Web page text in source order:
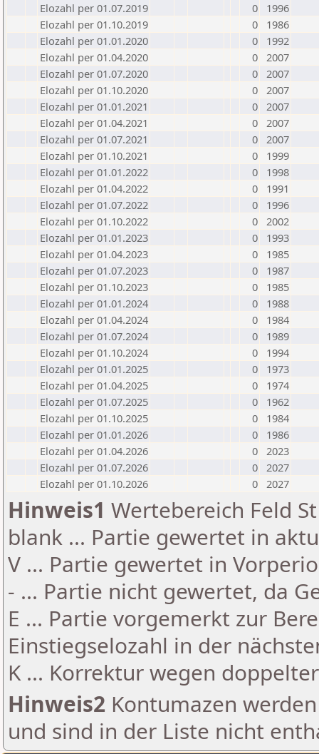
Elozahl per 01.07.2019
0
1996
Elozahl per 01.10.2019
0
1986
Elozahl per 01.01.2020
0
1992
Elozahl per 01.04.2020
0 2007
Elozahl per 01.07.2020
0 2007
Elozahl per 01.10.2020
0 2007
Elozahl per 01.01.2021
0 2007
Elozahl per 01.04.2021
0 2007
Elozahl per 01.07.2021
0 2007
Elozahl per 01.10.2021
0
1999
Elozahl per 01.01.2022
0
1998
Elozahl per 01.04.2022
0
1991
Elozahl per 01.07.2022
0
1996
Elozahl per 01.10.2022
0 2002
Elozahl per 01.01.2023
0
1993
Elozahl per 01.04.2023
0
1985
Elozahl per 01.07.2023
0
1987
Elozahl per 01.10.2023
0
1985
Elozahl per 01.01.2024
0
1988
Elozahl per 01.04.2024
0
1984
Elozahl per 01.07.2024
0
1989
Elozahl per 01.10.2024
0
1994
Elozahl per 01.01.2025
0
1973
Elozahl per 01.04.2025
0
1974
Elozahl per 01.07.2025
0
1962
Elozahl per 01.10.2025
0
1984
Elozahl per 01.01.2026
0
1986
Elozahl per 01.04.2026
0 2023
Elozahl per 01.07.2026
0 2027
Elozahl per 01.10.2026
0 2027
Hinweis1 Wertebereich Feld
blank ... Partie gewertet in
V ... Partie gewertet in
- ... Partie nicht gewertet, da
E ... Partie vorgemerkt zur
Einstiegselozahl in der
K ... Korrektur wegen
Hinweis2 Kontumazen
und sind in der Liste nicht